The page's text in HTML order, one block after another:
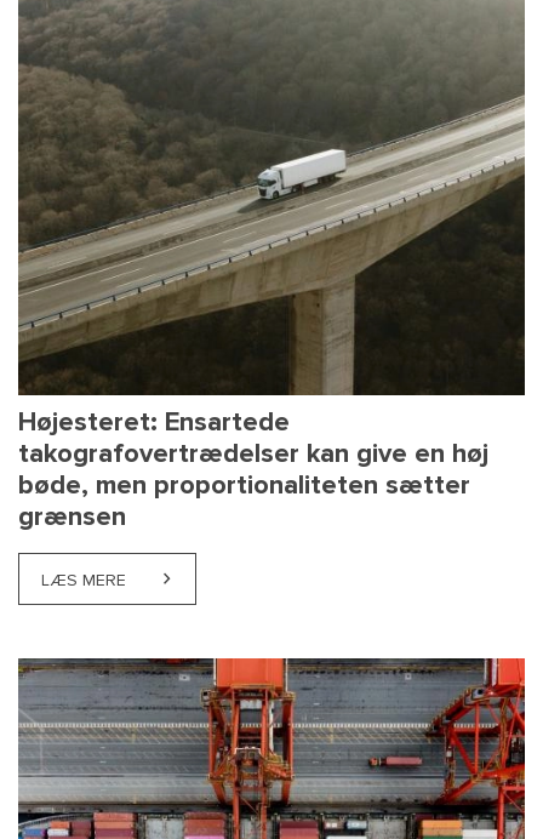
Højesteret: Ensartede
takografovertrædelser kan give en høj
bøde, men proportionaliteten sætter
grænsen
LÆS MERE ABOUT HØJESTERET: ENSARTEDE